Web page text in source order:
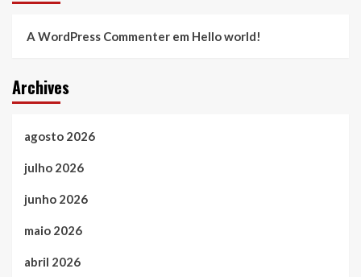
A WordPress Commenter em Hello world!
Archives
agosto 2026
julho 2026
junho 2026
maio 2026
abril 2026